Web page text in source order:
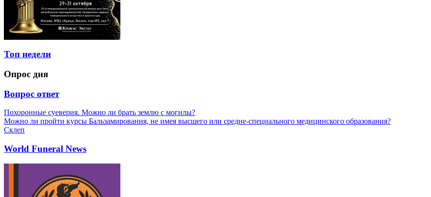
Топ недели
Опрос дня
Вопрос ответ
Похоронные суеверия. Можно ли брать землю с могилы?
Можно ли пройти курсы Бальзамирования, не имея высшего или средне-специального медицинского образования?
Склеп
World Funeral News